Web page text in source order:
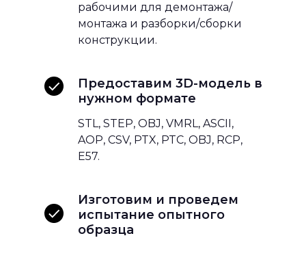
рабочими для демонтажа/
монтажа и разборки/сборки
конструкции.
Предоставим 3D-модель в
нужном формате
STL, STEP, OBJ, VMRL, ASCII,
AOP, CSV, PTX, PTC, OBJ, RCP,
E57.
Изготовим и проведем
испытание опытного
образца